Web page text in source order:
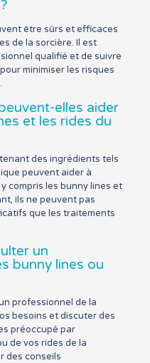
être sûrs et efficaces
de la sorcière. Il est
qualifié et de suivre
minimiser les risques
elles aider
et les rides du
des ingrédients tels
peuvent aider à
compris les bunny lines et
ils ne peuvent pas
que les traitements
un
bunny lines ou
professionnel de la
besoins et discuter des
préoccupé par
de vos rides de la
des conseils